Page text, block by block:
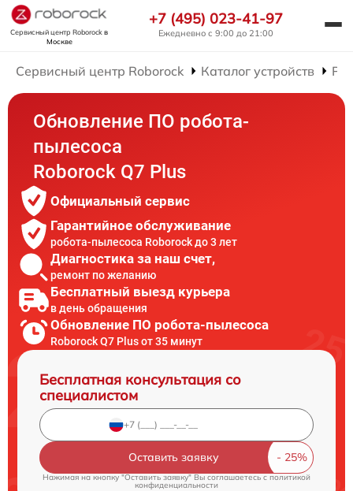
Сервисный центр Roborockв
Москве
+7 (495) 023-41-97
Ежедневно с 9:00 до 21:00
Сервисный центр Roborock Каталог устройств
Обновление ПО робота-
пылесоса
Roborock Q7 Plus
Официальный сервис
Гарантийное обслуживание
робота-пылесоса Roborock до 3 лет
Диагностика за наш счет,
ремонт по желанию
Бесплатный выезд курьера
в день обращения
Обновление ПО робота-пылесоса
Roborock Q7 Plus от 35 минут
Бесплатная консультация со
специалистом
Оставить заявку
Нажимая на кнопку "Оставить заявку" Вы соглашаетесь cполитикой
конфиденциальности